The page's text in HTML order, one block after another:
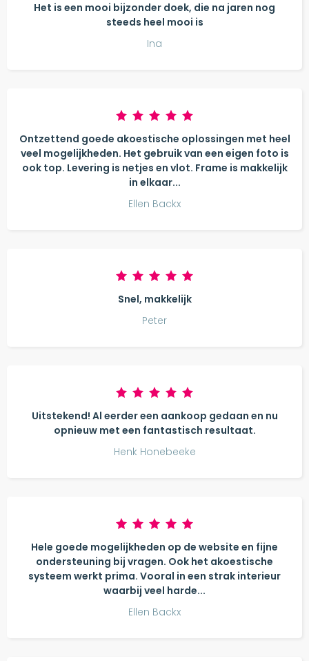
Het is een mooi bijzonder doek, die na jaren nog
steeds heel mooi is
Ina
Ontzettend goede akoestische oplossingen met heel
veel mogelijkheden. Het gebruik van een eigen foto is
ook top. Levering is netjes en vlot. Frame is makkelijk
in elkaar...
Ellen Backx
Snel, makkelijk
Peter
Uitstekend! Al eerder een aankoop gedaan en nu
opnieuw met een fantastisch resultaat.
Henk Honebeeke
Hele goede mogelijkheden op de website en fijne
ondersteuning bij vragen. Ook het akoestische
systeem werkt prima. Vooral in een strak interieur
waarbij veel harde...
Ellen Backx